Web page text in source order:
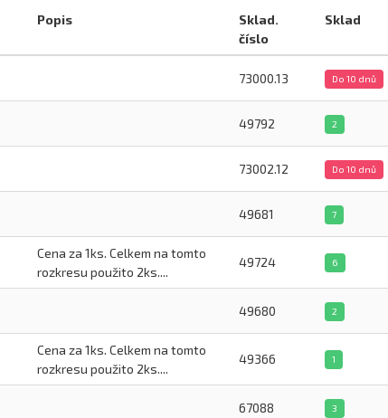
Popis
Sklad.
číslo
Sklad
73000.13 Do 10 dnů
49792 2
73002.12 Do 10 dnů
49681 7
Cena za 1ks. Celkem na tomto
rozkresu použito 2ks....
49724 6
49680 2
Cena za 1ks. Celkem na tomto
rozkresu použito 2ks....
49366 1
67088 3